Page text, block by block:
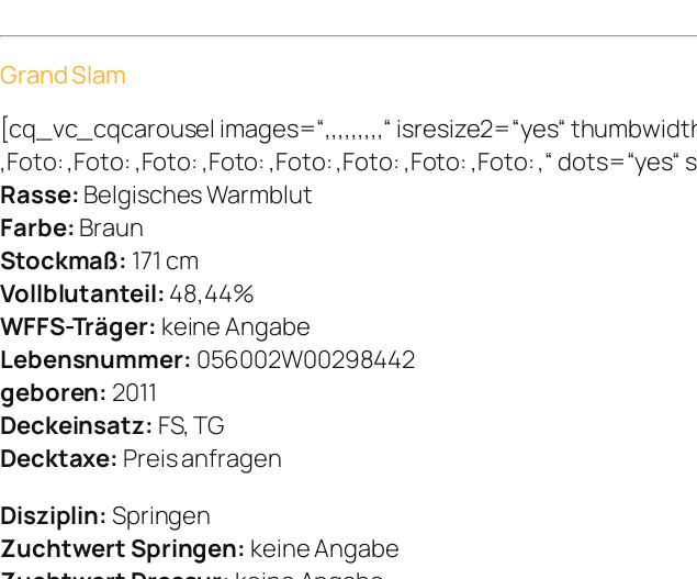
Grand Slam
[cq_vc_cqcarousel images=“,,,,,,,,,“ isresize2=“yes“
,Foto: ,Foto: ,Foto: ,Foto: ,Foto: ,Foto: ,Foto: ,Foto: ,“ dots=“yes“
Rasse: Belgisches Warmblut
Farbe: Braun
Stockmaß: 171 cm
Vollblutanteil: 48,44%
WFFS-Träger: keine Angabe
Lebensnummer: 056002W00298442
geboren: 2011
Deckeinsatz: FS, TG
Decktaxe: Preis anfragen
Disziplin: Springen
Zuchtwert Springen: keine Angabe